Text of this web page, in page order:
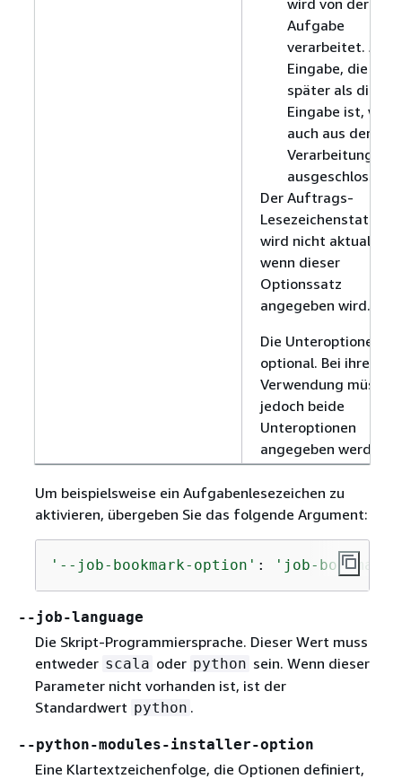
Aufgabe
verarbeitet. Jede
Eingabe, die
später als diese
Eingabe ist, wird
auch aus der
Verarbeitung
ausgeschlossen.
Der Auftrags-
Lesezeichenstatus
wird nicht
wenn dieser
Optionssatz
angegeben wird.
Die Unteroptionen
optional. Bei ihrer
Verwendung müssen
jedoch beide
Unteroptionen
angegeben werden.
Um beispielsweise ein Aufgabenlesezeichen zu
aktivieren, übergeben Sie das folgende Argument:
'--job-bookmark-option' : 'job-
--job-language
Die Skript-Programmiersprache. Dieser Wert muss
entweder scala oder python sein. Wenn dieser
Parameter nicht vorhanden ist, ist der
Standardwert python .
--python-modules-installer-option
Eine Klartextzeichenfolge, die Optionen definiert,